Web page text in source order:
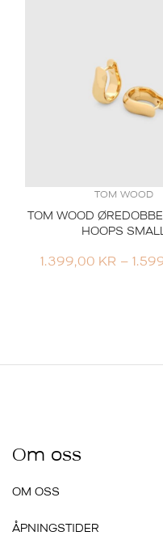
TOM WOOD
TOM WOOD
HOOPS
1.399,00 KR –
Om oss
OM OSS
ÅPNINGSTIDER